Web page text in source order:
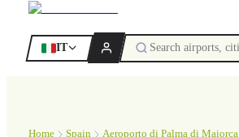
IT
Home Spain Aeroporto di Palma di Maiorca